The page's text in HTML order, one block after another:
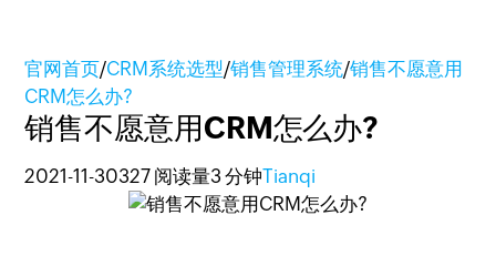
官网首页/CRM系统选型/销售管理系统/销售不愿意用
CRM怎么办?
销售不愿意用CRM怎么办?
2021-11-30327 阅读量3 分钟Tianqi